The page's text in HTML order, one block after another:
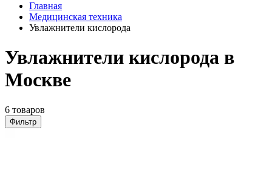
Главная
Медицинская техника
Увлажнители кислорода
Увлажнители кислорода в
Москве
6 товаров
Фильтр